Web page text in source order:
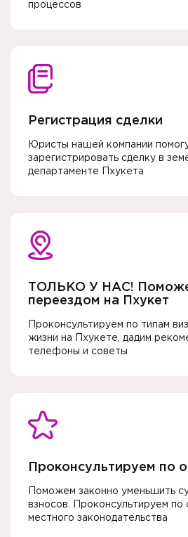
процессов
Регистрация сделки
Юристы нашей компании
зарегистрировать сделку в
департаменте Пхукета
ТОЛЬКО У НАС!
переездом на Пхукет
Проконсультируем по типам
жизни на Пхукете, дадим
телефоны и советы
Проконсультируем по
Поможем законно уменьшить
взносов. Проконсультируем по
местного законодательства